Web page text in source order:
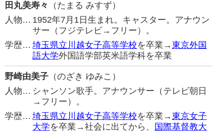
田丸美寿々
（たまる みすず）
人物… 1952年7月1日生まれ。キャスター。アナウン
サー（フジテレビ→フリー）。
学歴… 埼玉県立川越女子高等学校を卒業→東京外国
語大学外国語学部英米語学科を卒業
野崎由美子 （のざき ゆみこ）
人物… シャンソン歌手。アナウンサー（テレビ朝日
→フリー）。
学歴… 埼玉県立川越女子高等学校を卒業→東京女子
大学を卒業→社会に出てから、
国際基督教大